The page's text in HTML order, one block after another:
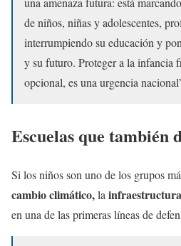
de niños, niñas y adolescentes,
interrumpiendo su educación y
y su futuro. Proteger a la infancia
opcional, es una urgencia
Escuelas que también
Si los niños son uno de los grupos
cambio climático,la
en una de las primeras líneas de